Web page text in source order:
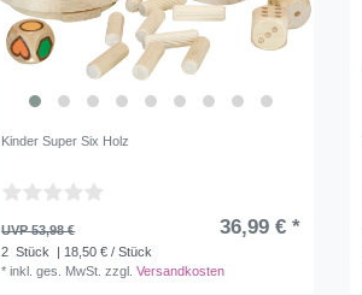
Kinder Super Six Holz
UVP 53,98 € 36,99 € *
2 Stück
| 18,50 € / Stück
*inkl. ges. MwSt. zzgl.Versandkosten